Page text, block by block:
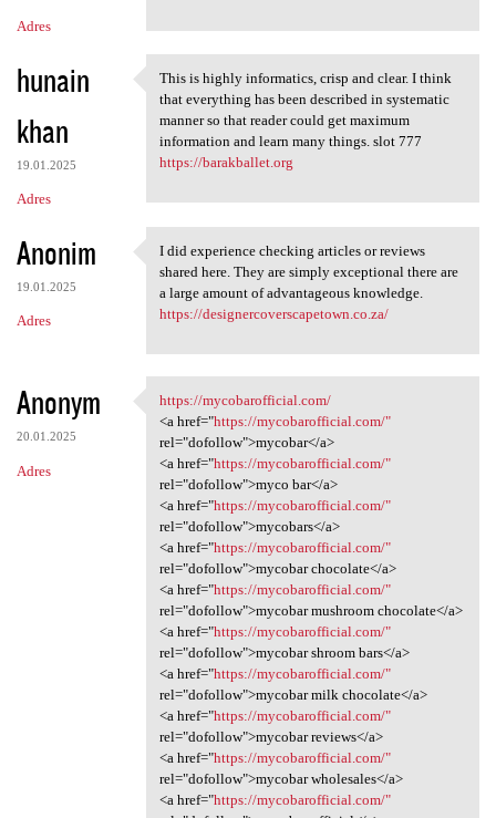
Adres
hunain
khan
19.01.2025
Adres
This is highly informatics,
This is highly informatics, crisp and clear. I think
that everything has been described in systematic
manner so that reader could get maximum
information and learn many things. slot 777
https://barakballet.org
Anonim
19.01.2025
Adres
I did experience checking
I did experience checking articles or reviews
shared here. They are simply exceptional there are
a large amount of advantageous knowledge.
https://designercoverscapetown.co.za/
Anonym
20.01.2025
Adres
https://mycobarofficial.com/
https://mycobarofficial.com/
<a href="https://mycobarofficial.com/"
rel="dofollow">mycobar</a>
<a href="https://mycobarofficial.com/"
rel="dofollow">myco bar</a>
<a href="https://mycobarofficial.com/"
rel="dofollow">mycobars</a>
<a href="https://mycobarofficial.com/"
rel="dofollow">mycobar chocolate</a>
<a href="https://mycobarofficial.com/"
rel="dofollow">mycobar mushroom chocolate</a>
<a href="https://mycobarofficial.com/"
rel="dofollow">mycobar shroom bars</a>
<a href="https://mycobarofficial.com/"
rel="dofollow">mycobar milk chocolate</a>
<a href="https://mycobarofficial.com/"
rel="dofollow">mycobar reviews</a>
<a href="https://mycobarofficial.com/"
rel="dofollow">mycobar wholesales</a>
<a href="https://mycobarofficial.com/"